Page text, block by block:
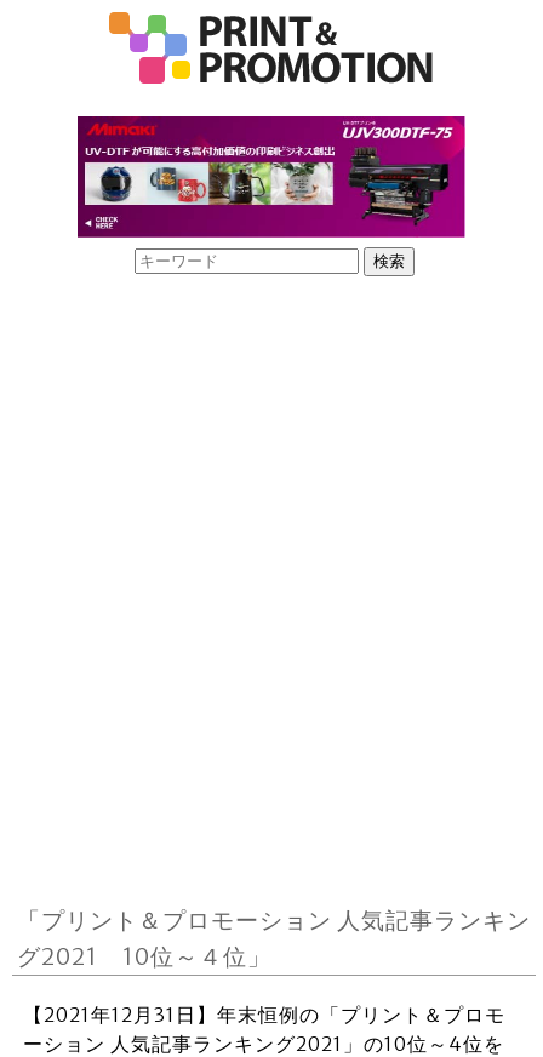
「プリント＆プロモーション 人気記事ランキン
グ2021 10位～４位」
【2021年12月31日】年末恒例の「プリント＆プロモ
ーション 人気記事ランキング2021」の10位～4位を